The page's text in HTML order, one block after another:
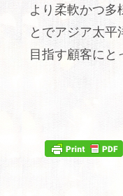
より柔軟かつ多
とでアジア太
目指す顧客にと